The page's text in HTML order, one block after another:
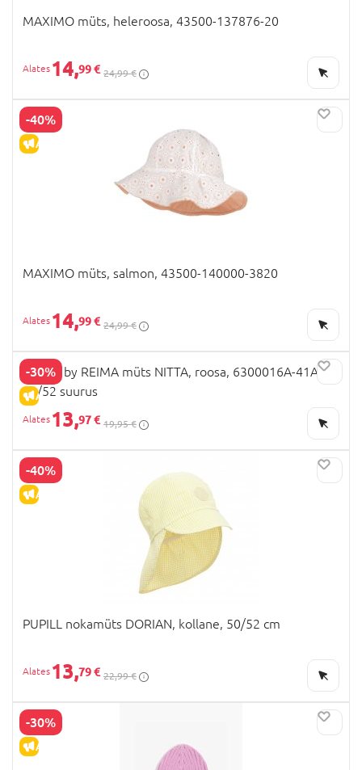
MAXIMO müts, heleroosa, 43500-137876-20
14,99 € 24,99 €
-40%
ALLAHINDLUS
MAXIMO müts, salmon, 43500-140000-3820
14,99 € 24,99 €
-30%
ALLAHINDLUS
TUTTA by REIMA müts NITTA, roosa, 6300016A-41A2,
50/52 suurus
13,97 € 19,95 €
-40%
ALLAHINDLUS
PUPILL nokamüts DORIAN, kollane, 50/52 cm
13,79 € 22,99 €
-30%
ALLAHINDLUS